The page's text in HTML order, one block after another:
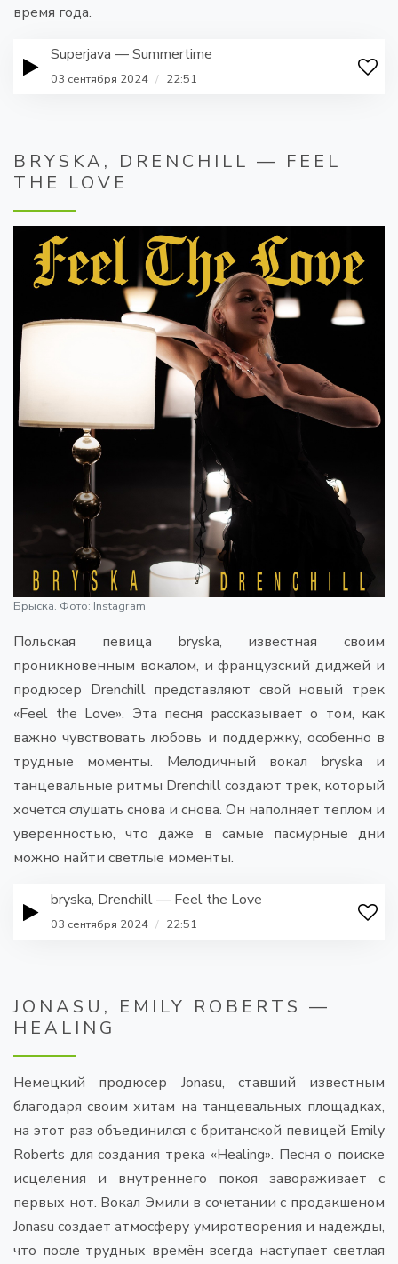
время года.
Superjava — Summertime
03 сентября 2024 / 22:51
BRYSKA, DRENCHILL — FEEL
THE LOVE
Брыска. Фото: Instagram
Польская певица bryska, известная своим
проникновенным вокалом, и французский диджей и
продюсер Drenchill представляют свой новый трек
«Feel the Love». Эта песня рассказывает о том, как
важно чувствовать любовь и поддержку, особенно в
трудные моменты. Мелодичный вокал bryska и
танцевальные ритмы Drenchill создают трек, который
хочется слушать снова и снова. Он наполняет теплом и
уверенностью, что даже в самые пасмурные дни
можно найти светлые моменты.
bryska, Drenchill — Feel the Love
03 сентября 2024 / 22:51
JONASU, EMILY ROBERTS —
HEALING
Немецкий продюсер Jonasu, ставший известным
благодаря своим хитам на танцевальных площадках,
на этот раз объединился с британской певицей Emily
Roberts для создания трека «Healing». Песня о поиске
исцеления и внутреннего покоя завораживает с
первых нот. Вокал Эмили в сочетании с продакшеном
Jonasu создает атмосферу умиротворения и надежды,
что после трудных времён всегда наступает светлая